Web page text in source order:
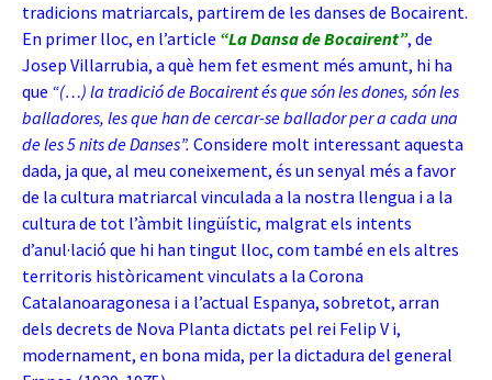
tradicions matriarcals, partirem de les danses de Bocairent.
En primer lloc, en l’article “La Dansa de Bocairent”, de
Josep Villarrubia, a què hem fet esment més amunt, hi ha
que “(…) la tradició de Bocairent és que són les dones, són les
balladores, les que han de cercar-se ballador per a cada una
de les 5 nits de Danses”. Considere molt interessant aquesta
dada, ja que, al meu coneixement, és un senyal més a favor
de la cultura matriarcal vinculada a la nostra llengua i a la
cultura de tot l’àmbit lingüístic, malgrat els intents
d’anul·lació que hi han tingut lloc, com també en els altres
territoris històricament vinculats a la Corona
Catalanoaragonesa i a l’actual Espanya, sobretot, arran
dels decrets de Nova Planta dictats pel rei Felip V i,
modernament, en bona mida, per la dictadura del general